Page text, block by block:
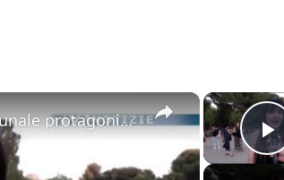
×
Adrano. “Viva il musical”. Alla villa comunale protagonisti gli alunni della scuola media Mazzini